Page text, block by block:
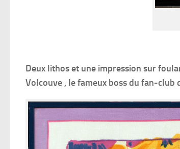
Deux lithos et une impression sur
Volcouve , le fameux boss du fan-club